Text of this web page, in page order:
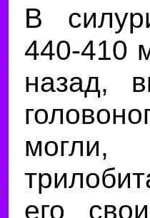
В
440-410
назад,
могли,
его